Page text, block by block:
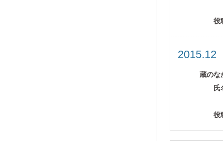
役
蔵のな
氏
役